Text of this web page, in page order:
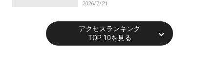
トが到着！9月に東京・大阪で先行上映会を開
2026/7/21
アクセスランキング
TOP 10を見る